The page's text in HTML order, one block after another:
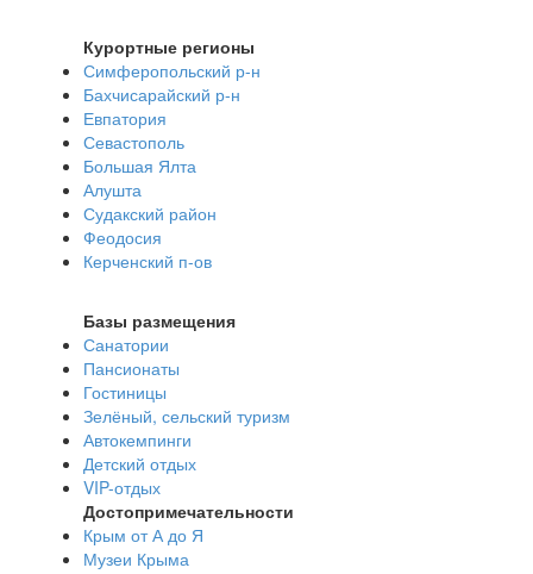
Курортные регионы
Симферопольский р-н
Бахчисарайский р-н
Евпатория
Севастополь
Большая Ялта
Алушта
Судакский район
Феодосия
Керченский п-ов
Базы размещения
Санатории
Пансионаты
Гостиницы
Зелёный, сельский туризм
Автокемпинги
Детский отдых
VIP-отдых
Достопримечательности
Крым от А до Я
Музеи Крыма